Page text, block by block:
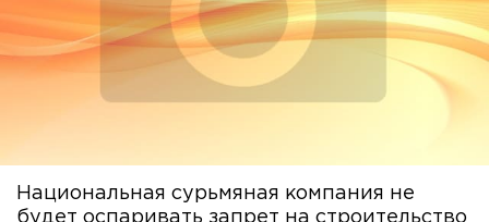
Национальная сурьмяная компания не
будет оспаривать запрет на строительство